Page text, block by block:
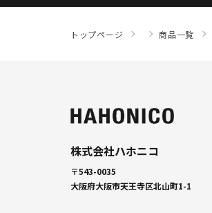
トップページ 商品一覧
株式会社ハホニコ
〒543-0035
大阪府大阪市天王寺区北山町1-1